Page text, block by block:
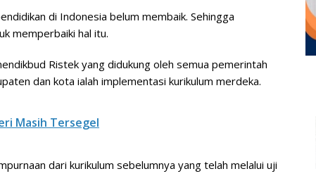
di Indonesia belum membaik. Sehingga
memperbaiki hal itu.
Ristek yang didukung oleh semua pemerintah
dan kota ialah implementasi kurikulum merdeka.
Masih Tersegel
dari kurikulum sebelumnya yang telah melalui uji